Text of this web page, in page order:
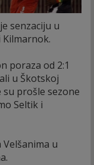
senzaciju u
poraza od 2:1
u Škotskoj
su prošle sezone
Seltik i
u